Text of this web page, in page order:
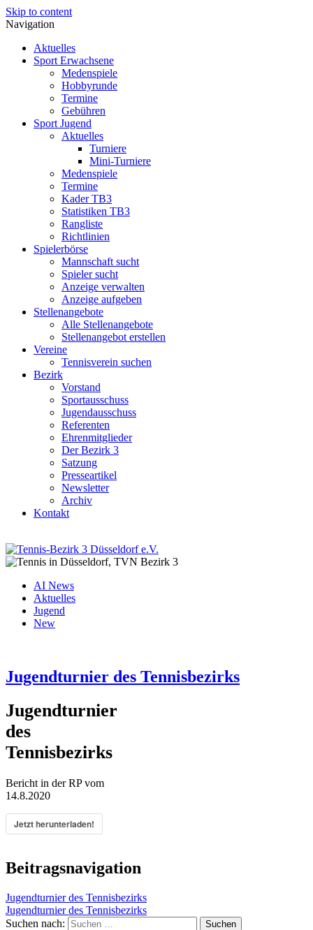
Skip to content
Navigation
Aktuelles
Sport Erwachsene
Medenspiele
Hobbyrunde
Termine
Gebühren
Sport Jugend
Aktuelles
Turniere
Mini-Turniere
Medenspiele
Termine
Kader TB3
Statistiken TB3
Rangliste
Richtlinien
Spielerbörse
Mannschaft sucht
Spieler sucht
Anzeige verwalten
Anzeige aufgeben
Stellenangebote
Alle Stellenangebote
Stellenangebot erstellen
Vereine
Tennisverein suchen
Bezirk
Vorstand
Sportausschuss
Jugendausschuss
Referenten
Ehrenmitglieder
Der Bezirk 3
Satzung
Presseartikel
Newsletter
Archiv
Kontakt
AI News
Aktuelles
Jugend
New
Jugendturnier des Tennisbezirks
Jugendturnier
des
Tennisbezirks
Bericht in der RP vom
14.8.2020
Jetzt herunterladen!
Beitragsnavigation
Jugendturnier des Tennisbezirks
Jugendturnier des Tennisbezirks
Suchen nach: